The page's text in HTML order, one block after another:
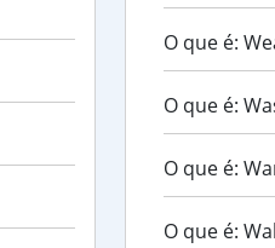
O que é:
O que é:
O que é:
O que é: